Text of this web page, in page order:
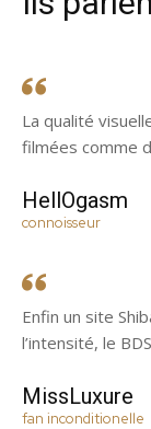
La qualité
filmées comme
HellOgasm
connoisseur
Enfin un site
l’intensité, le
MissLuxure
fan inconditionelle